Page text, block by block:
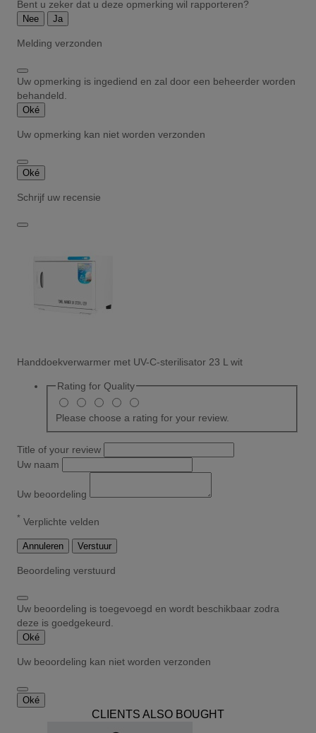
Bent u zeker dat u deze opmerking wil rapporteren?
Nee Ja
Melding verzonden
Uw opmerking is ingediend en zal door een beheerder worden
behandeld.
Oké
Uw opmerking kan niet worden verzonden
Oké
Schrijf uw recensie
Handdoekverwarmer met UV-C-sterilisator 23 L wit
Rating for Quality
Please choose a rating for your review.
Title of your review
Uw naam
Uw beoordeling
* Verplichte velden
Annuleren Verstuur
Beoordeling verstuurd
Uw beoordeling is toegevoegd en wordt beschikbaar zodra
deze is goedgekeurd.
Oké
Uw beoordeling kan niet worden verzonden
Oké
CLIENTS ALSO BOUGHT